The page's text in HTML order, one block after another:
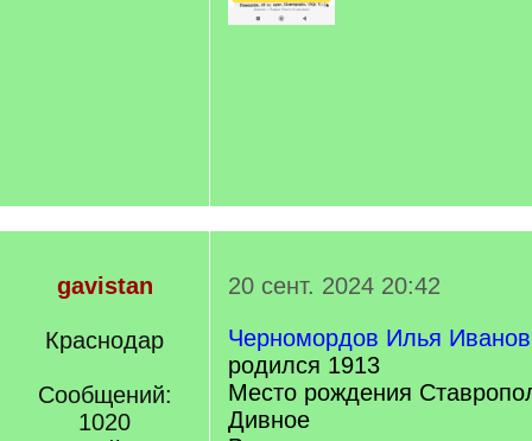
gavistan
Краснодар
Сообщений:
1020
20 сент. 2024 20:42
Черномордов Илья
родился 1913
Место рождения
Дивное